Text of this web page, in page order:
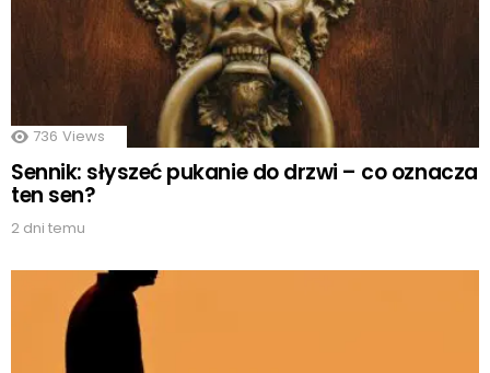
736 Views
Sennik: słyszeć pukanie do drzwi – co oznacza
ten sen?
2 dni temu